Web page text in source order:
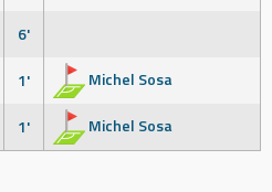
6'
1'
Michel Sosa
1' Michel Sosa